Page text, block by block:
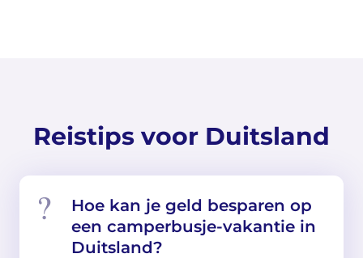
Reistips voor Duitsland
Hoe kan je geld besparen op
een camperbusje-vakantie in
Duitsland?